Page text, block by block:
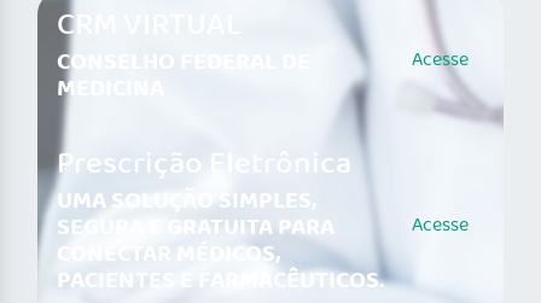
CRM VIRTUAL
CONSELHO FEDERAL DE
MEDICINA
Acesse
Prescrição Eletrônica
UMA SOLUÇÃO SIMPLES,
SEGURA E GRATUITA PARA
CONECTAR MÉDICOS,
PACIENTES E FARMACÊUTICOS.
Acesse